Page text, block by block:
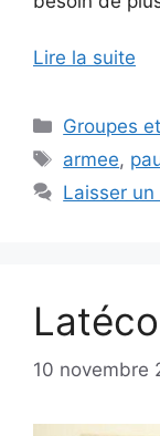
Lire la suite
Catégories
Groupes
Étiquettes
armee,
Laisser
10 novembre